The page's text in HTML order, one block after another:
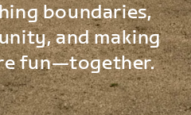
boundaries,
and making
fun—together.